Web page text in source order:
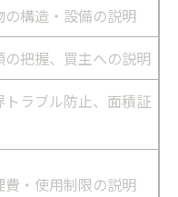
の構造・設備の説明
の把握、買主への説明
トラブル防止、面積証
費・使用制限の説明